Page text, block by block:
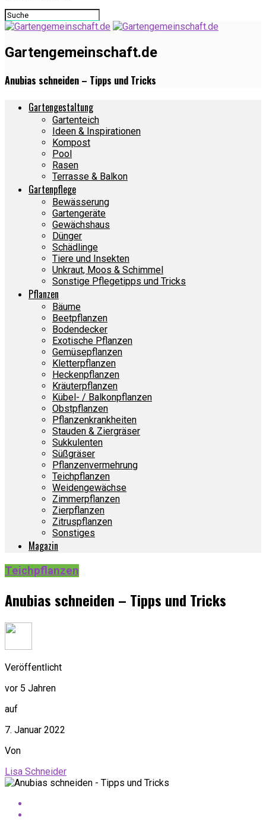
Gartengemeinschaft.de
Anubias schneiden – Tipps und Tricks
Gartengestaltung
Gartenteich
Ideen & Inspirationen
Kompost
Pool
Rasen
Terrasse & Balkon
Gartenpflege
Bewässerung
Gartengeräte
Gewächshaus
Dünger
Schädlinge
Tiere und Insekten
Unkraut, Moos & Schimmel
Sonstige Pflegetipps und Tricks
Pflanzen
Bäume
Beetpflanzen
Bodendecker
Exotische Pflanzen
Gemüsepflanzen
Kletterpflanzen
Heckenpflanzen
Kräuterpflanzen
Kübel- / Balkonpflanzen
Obstpflanzen
Pflanzenkrankheiten
Stauden & Ziergräser
Sukkulenten
Süßgräser
Pflanzenvermehrung
Teichpflanzen
Weidengewächse
Zimmerpflanzen
Zierpflanzen
Zitruspflanzen
Sonstiges
Magazin
Teichpflanzen
Anubias schneiden – Tipps und Tricks
Veröffentlicht
vor 5 Jahren
auf
7. Januar 2022
Von
Lisa Schneider